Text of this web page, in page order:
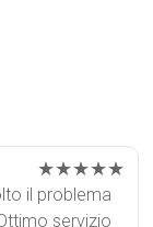
★★★★★
il problema
servizio